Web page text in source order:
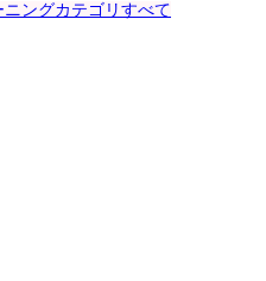
ングカテゴリすべて